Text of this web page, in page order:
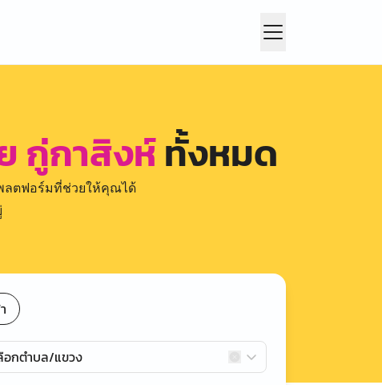
กู่กาสิงห์ทั้งหมด
ลตฟอร์มที่ช่วยให้คุณได้
อกตำบล/แขวง